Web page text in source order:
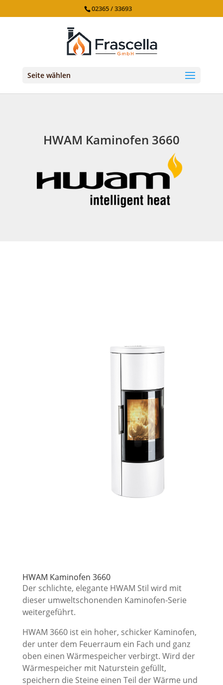
02365 / 33693
Seite wählen
HWAM Kaminofen 3660
HWAM Kaminofen 3660
Der schlichte, elegante HWAM Stil wird mit
dieser umweltschonenden Kaminofen-Serie
weitergeführt.
HWAM 3660 ist ein hoher, schicker Kaminofen,
der unter dem Feuerraum ein Fach und ganz
oben einen Wärmespeicher verbirgt. Wird der
Wärmespeicher mit Naturstein gefüllt,
speichern die Steine einen Teil der Wärme und